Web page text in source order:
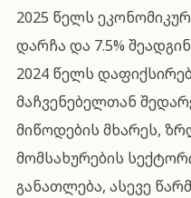
2025 წელს
დარჩა და 7.5%
2024 წელს
მაჩვენებელთან
მიწოდების მხარეს,
მომსახურების
განათლება, ასევე